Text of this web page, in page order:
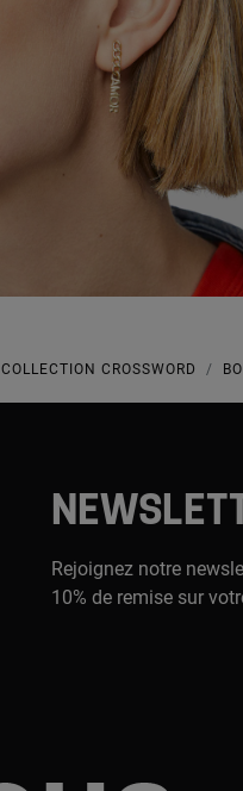
COLLECTION CROSSWORD
Rejoignez notre
10% de remise sur